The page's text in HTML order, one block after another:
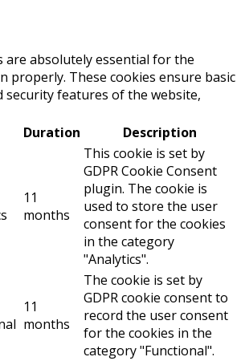
are absolutely essential for the
properly. These cookies ensure basic
security features of the website,
Duration Description
11
months
This cookie is set by
GDPR Cookie Consent
plugin. The cookie is
used to store the user
consent for the cookies
in the category
"Analytics".
11
months
The cookie is set by
GDPR cookie consent to
record the user consent
for the cookies in the
category "Functional".